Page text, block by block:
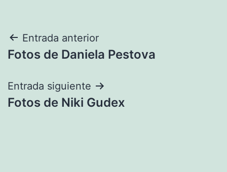
Navegación
de
entradas
Entrada anterior
Fotos de Daniela Pestova
Entrada siguiente
Fotos de Niki Gudex